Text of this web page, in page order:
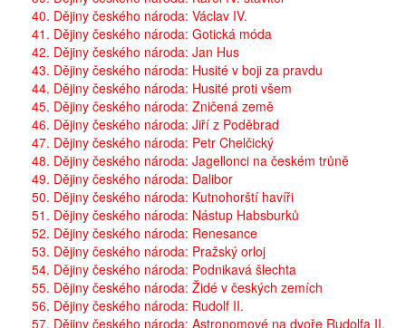
40. Dějiny českého národa: Václav IV.
41. Dějiny českého národa: Gotická móda
42. Dějiny českého národa: Jan Hus
43. Dějiny českého národa: Husité v boji za pravdu
44. Dějiny českého národa: Husité proti všem
45. Dějiny českého národa: Zničená země
46. Dějiny českého národa: Jiří z Poděbrad
47. Dějiny českého národa: Petr Chelčický
48. Dějiny českého národa: Jagellonci na českém trůně
49. Dějiny českého národa: Dalibor
50. Dějiny českého národa: Kutnohorští havíři
51. Dějiny českého národa: Nástup Habsburků
52. Dějiny českého národa: Renesance
53. Dějiny českého národa: Pražský orloj
54. Dějiny českého národa: Podnikavá šlechta
55. Dějiny českého národa: Židé v českých zemích
56. Dějiny českého národa: Rudolf II.
57. Dějiny českého národa: Astronomové na dvoře Rudolfa II.